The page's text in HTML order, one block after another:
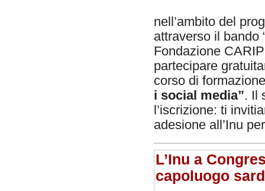
nell’ambito del
attraverso il
Fondazione
partecipare
corso di
i social media”. Il
l’iscrizione: ti
adesione all’Inu
L’Inu a
capoluogo